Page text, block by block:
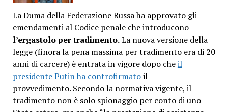
La Duma della Federazione Russa ha approvato gli
emendamenti al Codice penale che introducono
l’ergastolo per tradimento.La nuova versione della
legge (finora la pena massima per tradimento era di 20
anni di carcere) è entrata in vigore dopo cheil
presidente Putin ha controfirmatoil
provvedimento. Secondo la normativa vigente, il
tradimento non è solo spionaggio per conto di uno